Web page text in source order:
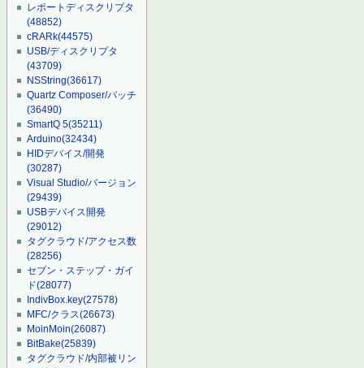
レポートディスクリプタ
(48852)
cRARk(44575)
USB/ディスクリプタ
(43709)
NSString(36617)
Quartz Composer/パッチ
(36490)
SmartQ 5(35211)
Arduino(32434)
HIDデバイス/開発
(30287)
Visual Studio/バージョン
(29439)
USBデバイス開発
(29012)
タグクラウド/アクセス数
(28256)
セブン・ステップ・ガイ
ド(28077)
IndivBox.key(27578)
MFC/クラス(26673)
MoinMoin(26087)
BitBake(25839)
タグクラウド/内部被リン